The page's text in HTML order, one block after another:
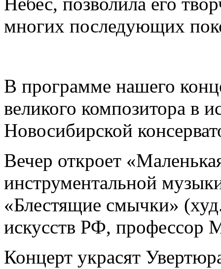
многих последующих
В программе нашего
великого композитора в
Новосибирской
Вечер откроет
инструментальной
«Блестящие смычки»
искусств РФ, профессор
Концерт украсят